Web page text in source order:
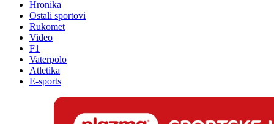
Hronika
Ostali sportovi
Rukomet
Video
F1
Vaterpolo
Atletika
E-sports